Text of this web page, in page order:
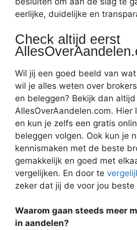
eerlijke, duidelijke en
Check altijd eerst
Wil jij een goed beeld van
wil je alles weten over
en beleggen? Bekijk dan altijd
AllesOverAandelen.com. Hier
en kun je zelfs een gratis
beleggen volgen. Ook kun je
kennismaken met de beste
gemakkelijk en goed met
vergelijken. En door te
zeker dat jij de voor jou beste
Waarom gaan steeds meer
in aandelen?